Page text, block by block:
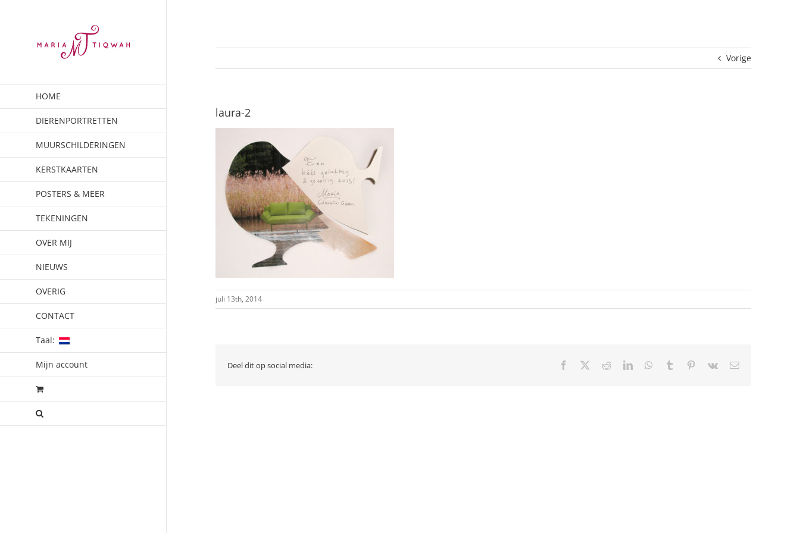
HOME
DIERENPORTRETTEN
MUURSCHILDERINGEN
KERSTKAARTEN
POSTERS & MEER
TEKENINGEN
OVER MIJ
NIEUWS
OVERIG
CONTACT
Taal:
Mijn account
Vorige
laura-2
juli 13th, 2014
Deel dit op social media: Facebook RedditLinkedInWhatsApp
Tumblr Pinterest
Vk
E-